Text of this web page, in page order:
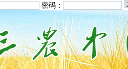
密码：